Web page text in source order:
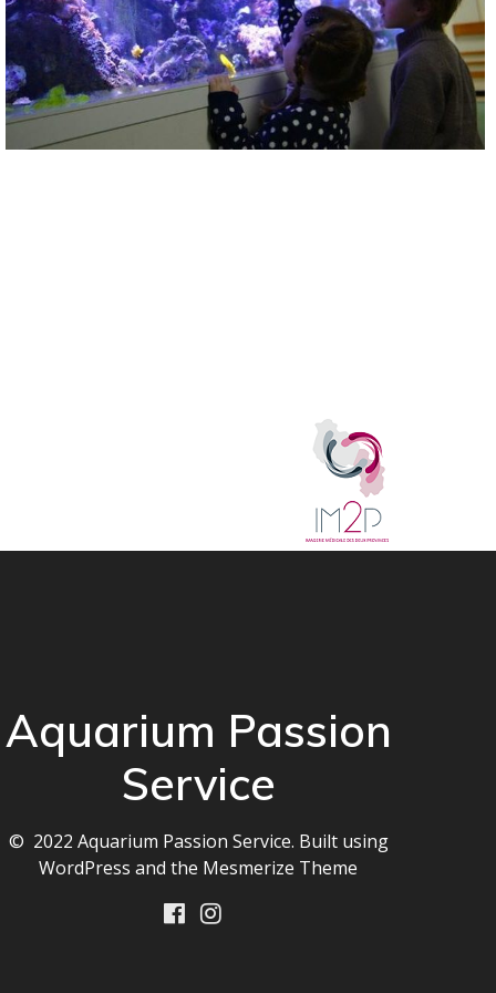
Aquarium Passion
Service
© 2022 Aquarium Passion Service. Built using
WordPress and the Mesmerize Theme